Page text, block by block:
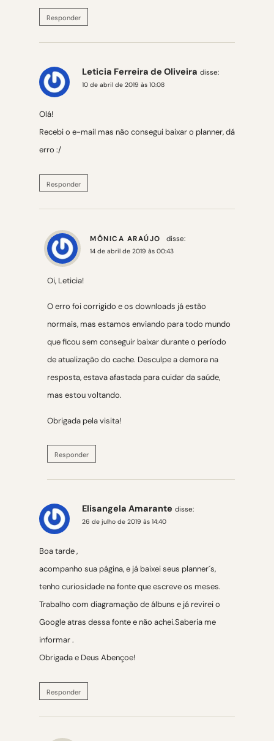
Responder
Leticia Ferreira de Oliveira disse:
10 de abril de 2019 às 10:08
Olá!
Recebi o e-mail mas não consegui baixar o planner, dá
erro :/
Responder
MÔNICA ARAÚJO disse:
14 de abril de 2019 às 00:43
Oi, Leticia!
O erro foi corrigido e os downloads já estão
normais, mas estamos enviando para todo mundo
que ficou sem conseguir baixar durante o período
de atualização do cache. Desculpe a demora na
resposta, estava afastada para cuidar da saúde,
mas estou voltando.
Obrigada pela visita!
Responder
Elisangela Amarante disse:
26 de julho de 2019 às 14:40
Boa tarde ,
acompanho sua página, e já baixei seus planner´s,
tenho curiosidade na fonte que escreve os meses.
Trabalho com diagramação de álbuns e já revirei o
Google atras dessa fonte e não achei.Saberia me
informar .
Obrigada e Deus Abençoe!
Responder